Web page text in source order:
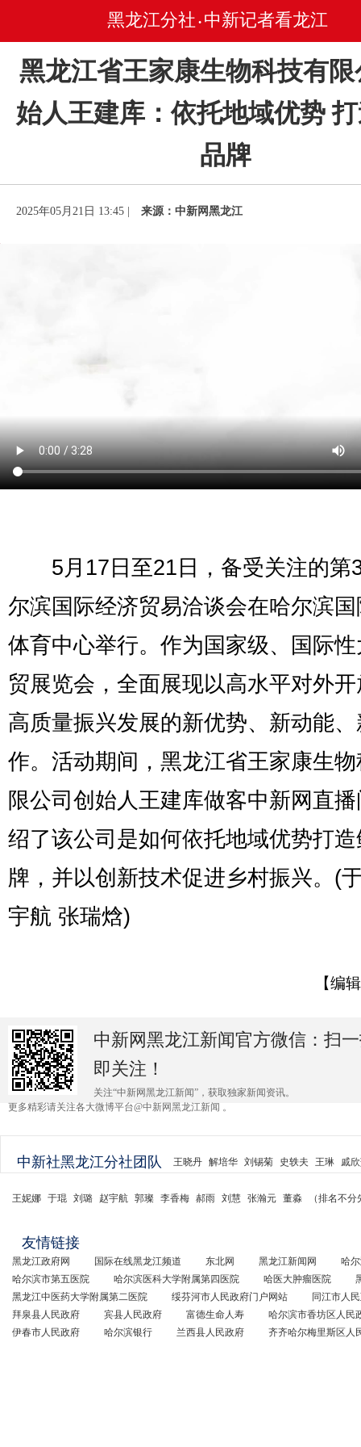
黑龙江分社 • 中新记者看龙江
黑龙江省王家康生物科技有
始人王建库：依托地域优势
品牌
2025年05月21日 13:45 | 来源：中新网黑龙江
5月17日至21日，备受关注的第
尔滨国际经济贸易洽谈会在哈尔滨
体育中心举行。作为国家级、国际
贸展览会，全面展现以高水平对外
高质量振兴发展的新优势、新动能
作。活动期间，黑龙江省王家康生
限公司创始人王建库做客中新网直
绍了该公司是如何依托地域优势打
牌，并以创新技术促进乡村振兴。(
宇航 张瑞焓)
【编
中新网黑龙江新闻官方微信：扫
即关注！
关注“中新网黑龙江新闻”，获取独家新闻资讯。
更多精彩请关注各大微博平台@中新网黑龙江新闻 。
中新社黑龙江分社团队 王晓丹 解培华 刘锡菊 史轶夫 王琳 戚
王妮娜 于琨 刘璐 赵宇航 郭璨 李香梅 郝雨 刘慧 张瀚元 董淼 （排名不
友情链接
黑龙江政府网 国际在线黑龙江频道 东北网 黑龙江新闻网
哈
哈尔滨市第五医院
哈尔滨医科大学附属第四医院 哈医大肿瘤医院
黑龙江中医药大学附属第二医院
绥芬河市人民政府门户网站
同江市人
拜泉县人民政府
宾县人民政府 富德生命人寿
哈尔滨市香坊区人民
伊春市人民政府
哈尔滨银行 兰西县人民政府 齐齐哈尔梅里斯区人